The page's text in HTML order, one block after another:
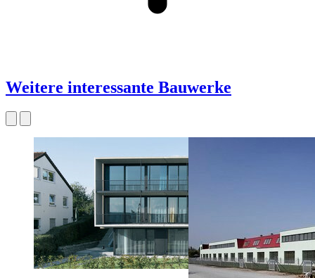
Weitere interessante Bauwerke